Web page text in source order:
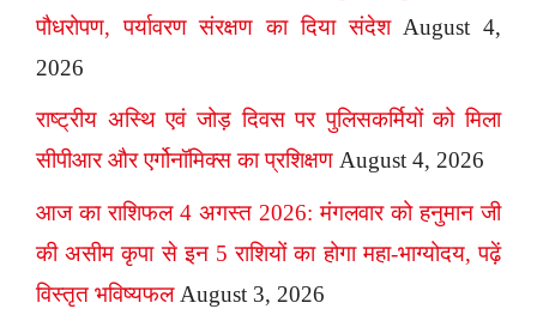
पौधरोपण, पर्यावरण संरक्षण का दिया संदेश August 4,
2026
राष्ट्रीय अस्थि एवं जोड़ दिवस पर पुलिसकर्मियों को मिला
सीपीआर और एर्गोनॉमिक्स का प्रशिक्षण August 4, 2026
आज का राशिफल 4 अगस्त 2026: मंगलवार को हनुमान जी
की असीम कृपा से इन 5 राशियों का होगा महा-भाग्योदय, पढ़ें
विस्तृत भविष्यफल August 3, 2026